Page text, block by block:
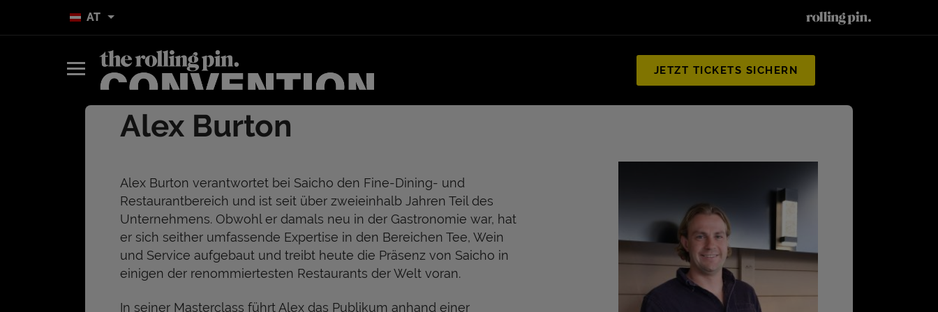
AT
JETZT TICKETS SICHERN
Alex Burton
Alex Burton verantwortet bei Saicho den Fine-Dining- und
Restaurantbereich und ist seit über zweieinhalb Jahren Teil des
Unternehmens. Obwohl er damals neu in der Gastronomie war, hat
er sich seither umfassende Expertise in den Bereichen Tee, Wein
und Service aufgebaut und treibt heute die Präsenz von Saicho in
einigen der renommiertesten Restaurants der Welt voran.
In seiner Masterclass führt Alex das Publikum anhand einer